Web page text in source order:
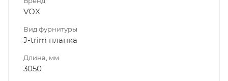
VOX
Вид фурнитуры
J-trim планка
Длина, мм
3050